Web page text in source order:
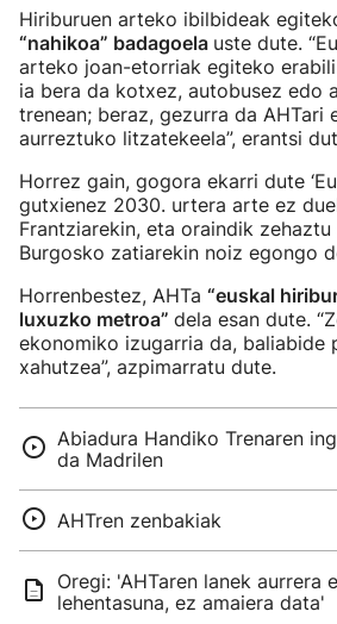
Hiriburuen arteko ibilbideak
“nahikoa” badagoela uste dute.
arteko joan-etorriak egiteko
ia bera da kotxez, autobusez edo
trenean; beraz, gezurra da AHTari
aurreztuko litzatekeela”, erantsi
Horrez gain, gogora ekarri dute
gutxienez 2030. urtera arte ez
Frantziarekin, eta oraindik
Burgosko zatiarekin noiz egongo
Horrenbestez, AHTa “euskal
luxuzko metroa” dela esan dute.
ekonomiko izugarria da, baliabide
xahutzea”, azpimarratu dute.
Abiadura Handiko Trenaren
da Madrilen
AHTren zenbakiak
Oregi: 'AHTaren lanek aurrera
lehentasuna, ez amaiera data'